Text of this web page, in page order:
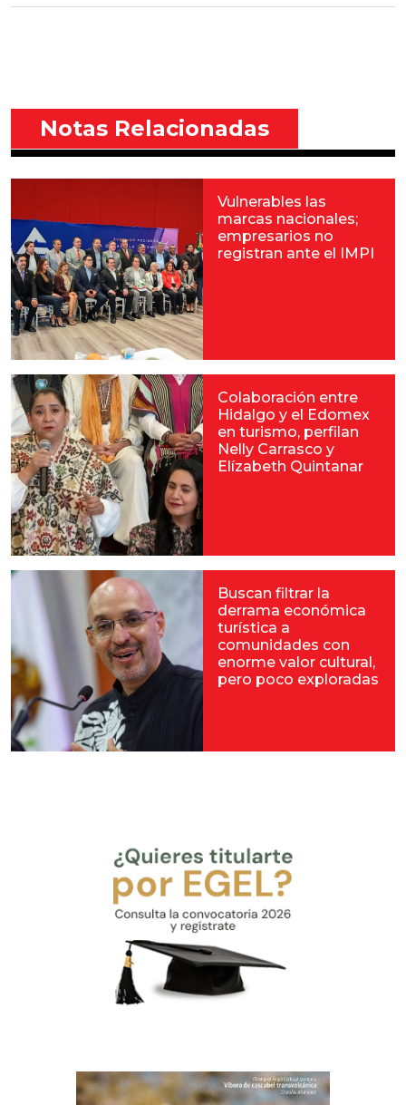
Notas Relacionadas
Vulnerables las
marcas nacionales;
empresarios no
registran ante el IMPI
Colaboración entre
Hidalgo y el Edomex
en turismo, perfilan
Nelly Carrasco y
Elízabeth Quintanar
Buscan filtrar la
derrama económica
turística a
comunidades con
enorme valor cultural,
pero poco exploradas